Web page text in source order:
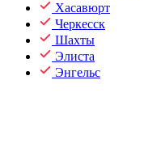
Хасавюрт
Черкесск
Шахты
Элиста
Энгельс